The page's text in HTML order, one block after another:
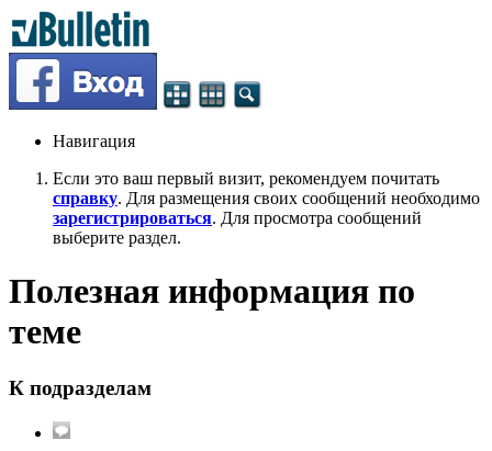
Навигация
Если это ваш первый визит, рекомендуем почитать
справку. Для размещения своих сообщений необходимо
зарегистрироваться. Для просмотра сообщений
выберите раздел.
Полезная информация по
теме
К подразделам